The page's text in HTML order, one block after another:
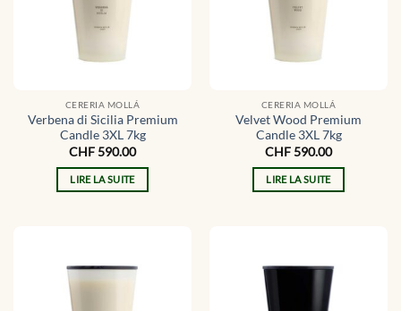
CERERIA MOLLÁ
Verbena di Sicilia Premium
Candle 3XL 7kg
CHF590.00
LIRE LA SUITE
CERERIA MOLLÁ
Velvet Wood Premium
Candle 3XL 7kg
CHF590.00
LIRE LA SUITE